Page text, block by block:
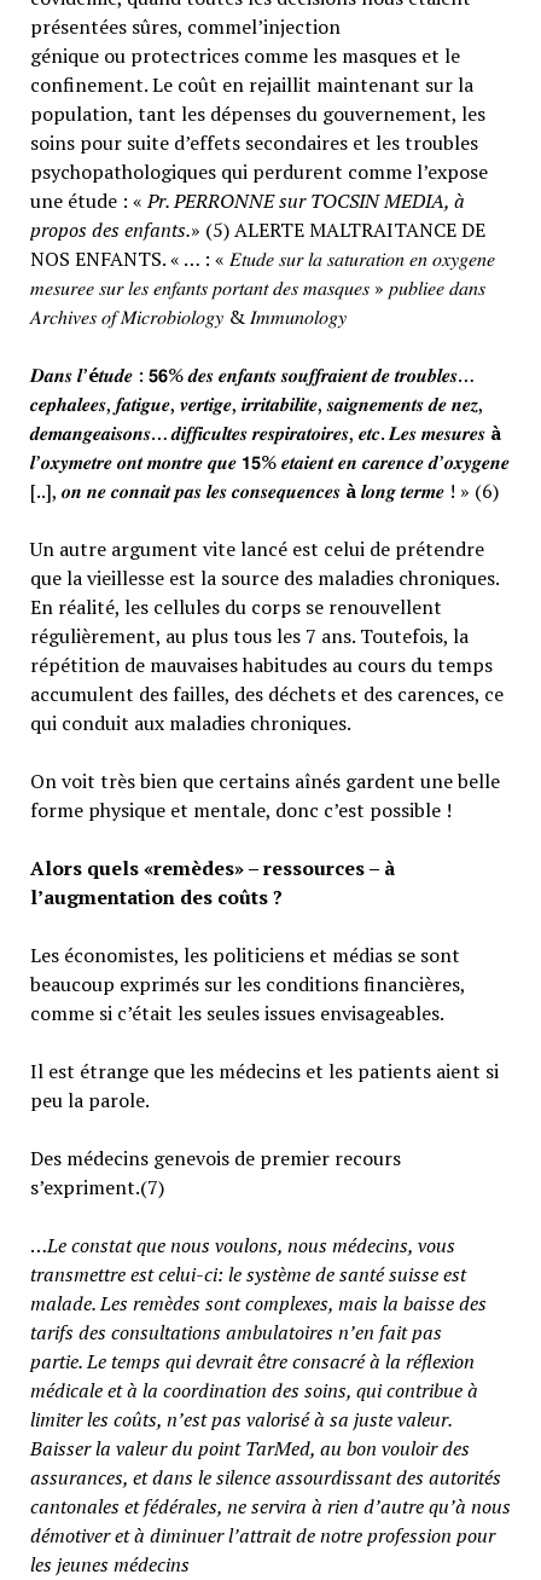
présentées sûres, commel’injection
génique ou protectrices comme les masques et le
confinement. Le coût en rejaillit maintenant sur la
population, tant les dépenses du gouvernement, les
soins pour suite d’effets secondaires et les troubles
psychopathologiques qui perdurent comme l’expose
une étude : «Pr. PERRONNE sur TOCSIN MEDIA, à
propos des enfants.» (5) ALERTE MALTRAITANCE DE
NOS ENFANTS. « … : « 𝐸𝑡𝑢𝑑𝑒 𝑠𝑢𝑟 𝑙𝑎 𝑠𝑎𝑡𝑢𝑟𝑎𝑡𝑖𝑜𝑛 𝑒𝑛 𝑜𝑥𝑦𝑔𝑒𝑛𝑒
𝑚𝑒𝑠𝑢𝑟𝑒𝑒 𝑠𝑢𝑟 𝑙𝑒𝑠 𝑒𝑛𝑓𝑎𝑛𝑡𝑠 𝑝𝑜𝑟𝑡𝑎𝑛𝑡 𝑑𝑒𝑠 𝑚𝑎𝑠𝑞𝑢𝑒𝑠 » 𝑝𝑢𝑏𝑙𝑖𝑒𝑒 𝑑𝑎𝑛𝑠
𝐴𝑟𝑐ℎ𝑖𝑣𝑒𝑠 𝑜𝑓 𝑀𝑖𝑐𝑟𝑜𝑏𝑖𝑜𝑙𝑜𝑔𝑦 & 𝐼𝑚𝑚𝑢𝑛𝑜𝑙𝑜𝑔𝑦
𝑫𝒂𝒏𝒔 𝒍’é𝒕𝒖𝒅𝒆 : 𝟱𝟲% 𝒅𝒆𝒔 𝒆𝒏𝒇𝒂𝒏𝒕𝒔 𝒔𝒐𝒖𝒇𝒇𝒓𝒂𝒊𝒆𝒏𝒕 𝒅𝒆 𝒕𝒓𝒐𝒖𝒃𝒍𝒆𝒔…
𝒄𝒆𝒑𝒉𝒂𝒍𝒆𝒆𝒔, 𝒇𝒂𝒕𝒊𝒈𝒖𝒆, 𝒗𝒆𝒓𝒕𝒊𝒈𝒆, 𝒊𝒓𝒓𝒊𝒕𝒂𝒃𝒊𝒍𝒊𝒕𝒆, 𝒔𝒂𝒊𝒈𝒏𝒆𝒎𝒆𝒏𝒕𝒔 𝒅𝒆 𝒏𝒆𝒛,
𝒅𝒆𝒎𝒂𝒏𝒈𝒆𝒂𝒊𝒔𝒐𝒏𝒔… 𝒅𝒊𝒇𝒇𝒊𝒄𝒖𝒍𝒕𝒆𝒔 𝒓𝒆𝒔𝒑𝒊𝒓𝒂𝒕𝒐𝒊𝒓𝒆𝒔, 𝒆𝒕𝒄. 𝑳𝒆𝒔 𝒎𝒆𝒔𝒖𝒓𝒆𝒔 à
𝒍’𝒐𝒙𝒚𝒎𝒆𝒕𝒓𝒆 𝒐𝒏𝒕 𝒎𝒐𝒏𝒕𝒓𝒆 𝒒𝒖𝒆 𝟭𝟱% 𝒆𝒕𝒂𝒊𝒆𝒏𝒕 𝒆𝒏 𝒄𝒂𝒓𝒆𝒏𝒄𝒆 𝒅’𝒐𝒙𝒚𝒈𝒆𝒏𝒆
[..], 𝒐𝒏 𝒏𝒆 𝒄𝒐𝒏𝒏𝒂𝒊𝒕 𝒑𝒂𝒔 𝒍𝒆𝒔 𝒄𝒐𝒏𝒔𝒆𝒒𝒖𝒆𝒏𝒄𝒆𝒔 à𝒍𝒐𝒏𝒈 𝒕𝒆𝒓𝒎𝒆 ! » (6)
Un autre argument vite lancé est celui de prétendre
que la vieillesse est la source des maladies chroniques.
En réalité, les cellules du corps se renouvellent
régulièrement, au plus tous les 7 ans. Toutefois, la
répétition de mauvaises habitudes au cours du temps
accumulent des failles, des déchets et des carences, ce
qui conduit aux maladies chroniques.
On voit très bien que certains aînés gardent une belle
forme physique et mentale, donc c’est possible !
Alors quels «remèdes» – ressources – à
l’augmentation des coûts ?
Les économistes, les politiciens et médias se sont
beaucoup exprimés sur les conditions financières,
comme si c’était les seules issues envisageables.
Il est étrange que les médecins et les patients aient si
peu la parole.
Des médecins genevois de premier recours
s’expriment.(7)
…Le constat que nous voulons, nous médecins, vous
transmettre est celui-ci: le système de santé suisse est
malade. Les remèdes sont complexes, mais la baisse des
tarifs des consultations ambulatoires n’en fait pas
partie.Le temps qui devrait être consacré à la réflexion
médicale et à la coordination des soins, qui contribue à
limiter les coûts, n’est pas valorisé à sa juste valeur.
Baisser la valeur du point TarMed, au bon vouloir des
assurances, et dans le silence assourdissant des autorités
cantonales et fédérales, ne servira à rien d’autre qu’à nous
démotiver et à diminuer l’attrait de notre profession pour
les jeunes médecins